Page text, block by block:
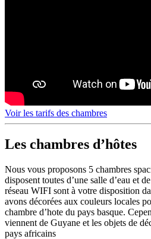
Voir les tarifs des chambres
Les chambres d’hôtes
Nous vous proposons 5 chambres
disposent toutes d’une salle d’eau et
réseau WIFI sont à votre disposition
avons décorées aux couleurs locales
chambre d’hote du pays basque.
viennent de Guyane et les objets de
pays africains